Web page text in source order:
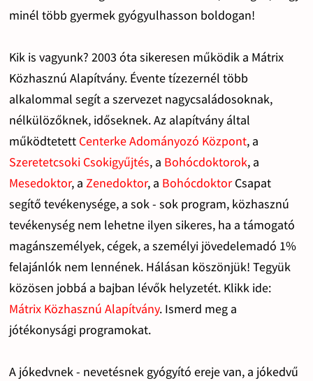
minél több gyermek gyógyulhasson boldogan!
Kik is vagyunk? 2003 óta sikeresen működik a Mátrix
Közhasznú Alapítvány. Évente tízezernél több
alkalommal segít a szervezet nagycsaládosoknak,
nélkülözőknek, időseknek. Az alapítvány által
működtetett Centerke Adományozó Központ, a
Szeretetcsoki Csokigyűjtés, a Bohócdoktorok, a
Mesedoktor, a Zenedoktor, a BohócdoktorCsapat
segítő tevékenysége, a sok - sok program, közhasznú
tevékenység nem lehetne ilyen sikeres, ha a támogató
magánszemélyek, cégek, a személyi jövedelemadó 1%
felajánlók nem lennének. Hálásan köszönjük! Tegyük
közösen jobbá a bajban lévők helyzetét. Klikk ide:
Mátrix Közhasznú Alapítvány. Ismerd meg a
jótékonysági programokat.
A jókedvnek - nevetésnek gyógyító ereje van, a jókedvű